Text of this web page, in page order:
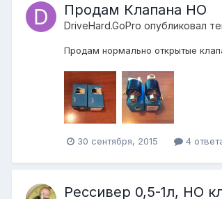
Продам Клапана НО
DriveHard.GoPro опубликовал
Продам нормально открытые
30 сентября, 2015 4
Рессивер 0,5-1л, НО